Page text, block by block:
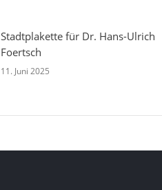
Stadtplakette für Dr. Hans-Ulrich
Foertsch
11. Juni 2025